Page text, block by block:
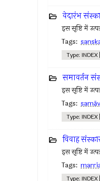
वेदारंभ
इस सृष्टि में
Tags:
Type: INDEX
समावर्तन
इस सृष्टि में
Tags:
Type: INDEX
विवाह
इस सृष्टि में
Tags:
Type: INDEX